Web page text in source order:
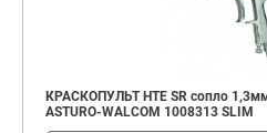
КРАСКОПУЛЬТ HTE SR сопло
ASTURO-WALCOM 1008313 SLIM